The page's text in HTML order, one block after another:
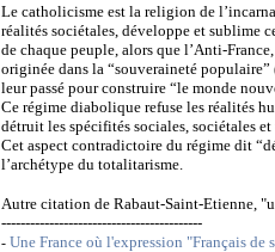
Le catholicisme est la religion de
réalités sociétales, développe et sublime
de chaque peuple, alors que l’Anti-
originée dans la “souveraineté populaire”
leur passé pour construire “le monde
Ce régime diabolique refuse les réalités
détruit les spécifités sociales, sociétales
Cet aspect contradictoire du régime dit
l’archétype du totalitarisme.
Autre citation de Rabaut-Saint-Etienne,
------------------------------------------
- Une France où l'expression "Français